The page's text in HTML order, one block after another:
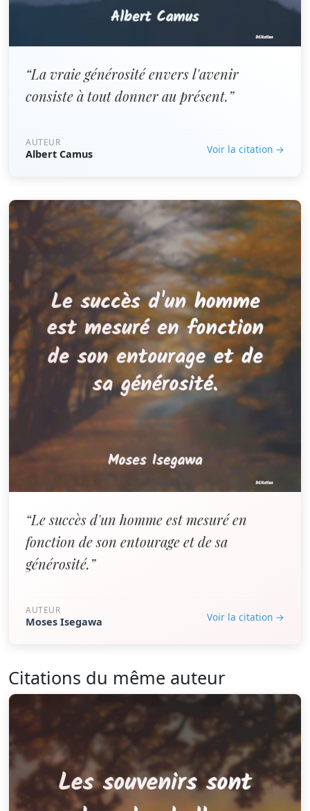
“La vraie générosité envers l'avenir
consiste à tout donner au présent.”
AUTEUR
Albert Camus Voir la citation →
“Le succès d'un homme est mesuré en
fonction de son entourage et de sa
générosité.”
AUTEUR
Moses Isegawa Voir la citation →
Citations du même auteur